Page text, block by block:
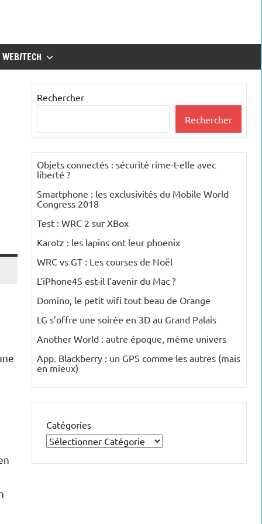
WEB/TECH
Rechercher
Rechercher
Objets connectés : sécurité rime-t-elle avec
liberté ?
Smartphone : les exclusivités du Mobile World
Congress 2018
Test : WRC 2 sur XBox
Karotz : les lapins ont leur phoenix
WRC vs GT : Les courses de Noël
L’iPhone4S est-il l’avenir du Mac ?
Domino, le petit wifi tout beau de Orange
LG s’offre une soirée en 3D au Grand Palais
Another World : autre époque, même univers
App. Blackberry : un GPS comme les autres (mais
en mieux)
Catégories